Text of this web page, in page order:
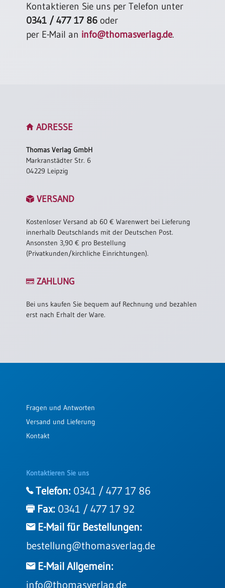
Kontaktieren Sie uns per Telefon unter
0341 / 477 17 86 oder
per E-Mail an info@thomasverlag.de.
ADRESSE
Thomas Verlag GmbH
Markranstädter Str. 6
04229 Leipzig
VERSAND
Kostenloser Versand ab 60 € Warenwert bei Lieferung
innerhalb Deutschlands mit der Deutschen Post.
Ansonsten 3,90 € pro Bestellung
(Privatkunden/kirchliche Einrichtungen).
ZAHLUNG
Bei uns kaufen Sie bequem auf Rechnung und bezahlen
erst nach Erhalt der Ware.
Fragen und Antworten
Versand und Lieferung
Kontakt
Kontaktieren Sie uns
Telefon: 0341 / 477 17 86
Fax: 0341 / 477 17 92
E-Mail für Bestellungen:
bestellung@thomasverlag.de
E-Mail Allgemein:
info@thomasverlag.de